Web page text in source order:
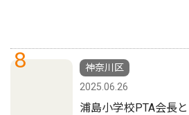
8
神奈川区
2025.06.26
浦島小学校PTA会長